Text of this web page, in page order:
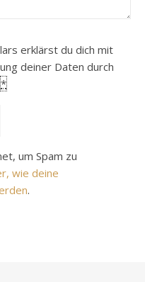
erklärst du dich mit
deiner Daten durch
*
um Spam zu
wie deine
.